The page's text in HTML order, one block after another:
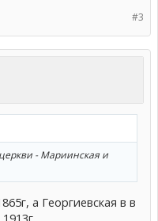
#3
- Мариинская и
а Георгиевская в в